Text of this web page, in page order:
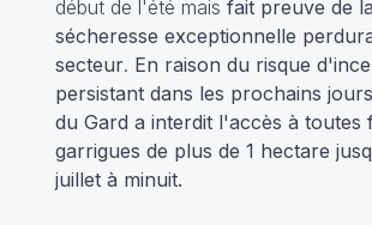
début de l'été mais fait preuve de
sécheresse exceptionnelle
secteur. En raison du risque
persistant dans les prochains
du Gard a interdit l'accès à toutes
garrigues de plus de 1 hectare
juillet à minuit.